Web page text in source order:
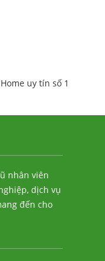
uy tín số 1
nhân viên
dịch vụ
đến cho